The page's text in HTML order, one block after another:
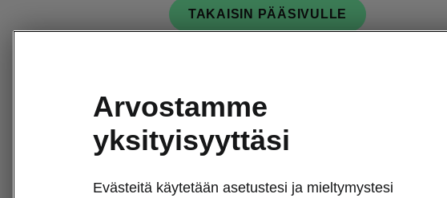
TAKAISIN PÄÄSIVULLE
Arvostamme
yksityisyyttäsi
Evästeitä käytetään asetustesi ja mieltymystesi